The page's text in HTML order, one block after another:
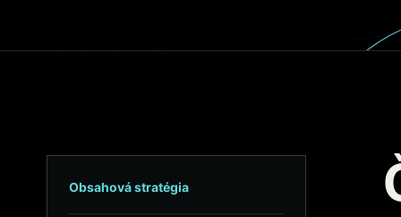
Obsahová stratégia